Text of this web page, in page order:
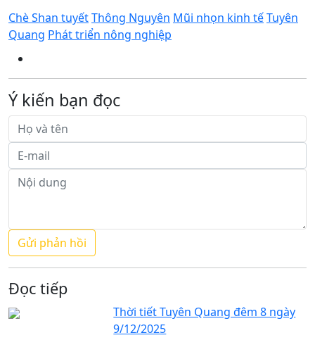
Chè Shan tuyếtThông Nguyên Mũi nhọn kinh tếTuyên
Quang Phát triển nông nghiệp
Ý kiến bạn đọc
Đọc tiếp
Thời tiết Tuyên Quang đêm 8 ngày
9/12/2025